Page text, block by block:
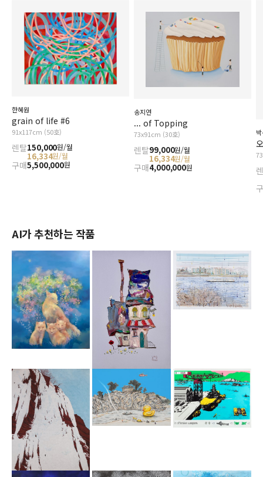
한혜원
grain of life #6
91x117cm (50호)
렌탈150,000원/월
16,334원/월
구매5,500,000원
송지연
... of Topping
73x91cm (30호)
렌탈99,000원/월
16,334원/월
구매4,000,000원
AI가 추천하는 작품